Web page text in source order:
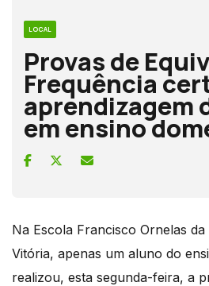
LOCAL
Provas de
Frequência
aprendizagem
em ensino
Na Escola Francisco Ornelas
Vitória, apenas um aluno do
realizou, esta segunda-feira, a